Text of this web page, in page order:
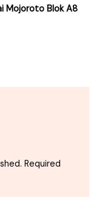
Mojoroto Blok A8
Required